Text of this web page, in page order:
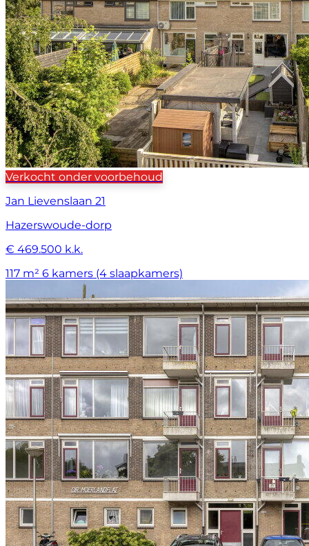
Verkocht onder voorbehoud
Jan Lievenslaan 21
Hazerswoude-dorp
€ 469.500 k.k.
117 m² 6 kamers (4 slaapkamers)